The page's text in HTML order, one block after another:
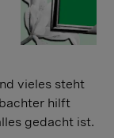
vieles steht
hilft
gedacht ist.